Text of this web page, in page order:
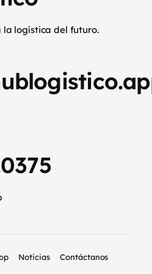
la logística del futuro.
Noticias Contáctanos